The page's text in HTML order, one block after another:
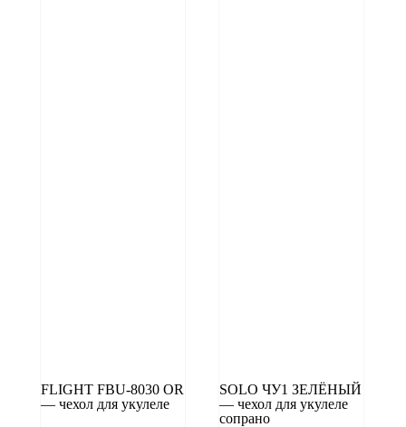
FLIGHT FBU-8030 OR
— чехол для укулеле
SOLO ЧУ1 ЗЕЛЁНЫЙ
— чехол для укулеле
сопрано